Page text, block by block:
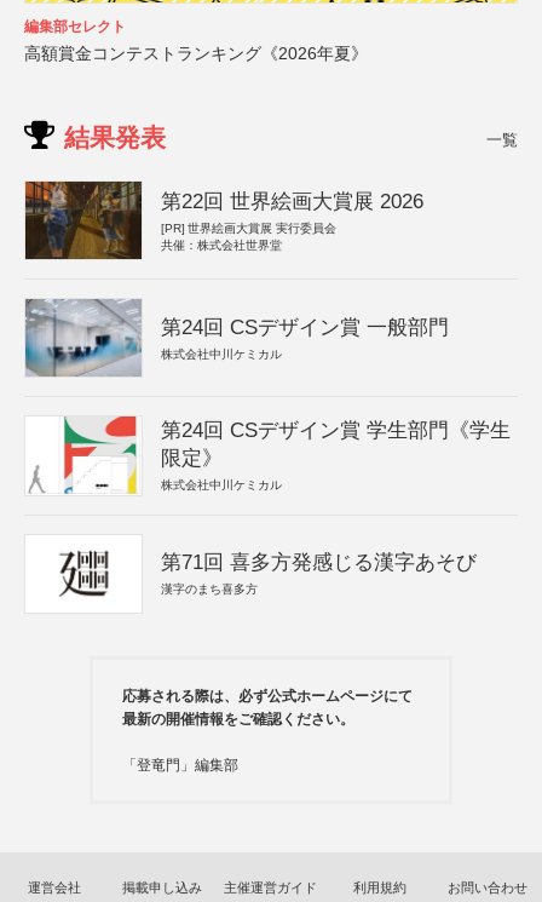
編集部セレクト
高額賞金コンテストランキング《2026年夏》
結果発表 一覧
第22回 世界絵画大賞展 2026
[PR] 世界絵画大賞展 実行委員会
共催：株式会社世界堂
第24回 CSデザイン賞 一般部門
株式会社中川ケミカル
第24回 CSデザイン賞 学生部門《学生
限定》
株式会社中川ケミカル
第71回 喜多方発感じる漢字あそび
漢字のまち喜多方
応募される際は、必ず公式ホームページにて
最新の開催情報をご確認ください。
「登竜門」編集部
運営会社 掲載申し込み 主催運営ガイド 利用規約 お問い合わせ